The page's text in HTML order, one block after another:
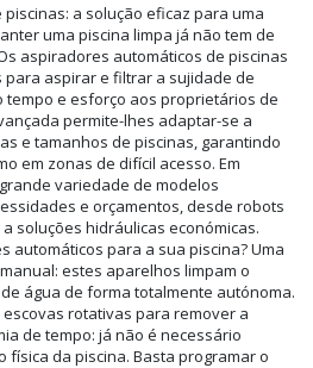
a solução eficaz para uma
uma piscina limpa já não tem de
aspiradores automáticos de piscinas
aspirar e filtrar a sujidade de
e esforço aos proprietários de
permite-lhes adaptar-se a
e tamanhos de piscinas, garantindo
em zonas de difícil acesso. Em
variedade de modelos
e orçamentos, desde robots
soluções hidráulicas económicas.
automáticos para a sua piscina? Uma
estes aparelhos limpam o
água de forma totalmente autónoma.
rotativas para remover a
de tempo: já não é necessário
física da piscina. Basta programar o